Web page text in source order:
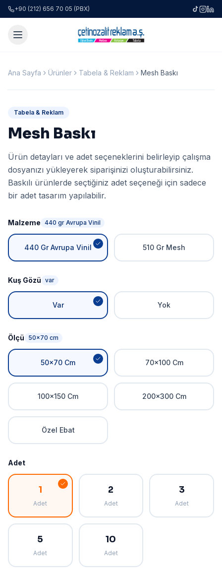
+90 (212) 656 70 05 (PBX)
Ana Sayfa Ürünler Tabela & Reklam Mesh Baskı
Tabela & Reklam
Mesh Baskı
Ürün detayları ve adet seçeneklerini belirleyip çalışma
dosyanızı yükleyerek siparişinizi oluşturabilirsiniz.
Baskılı ürünlerde seçtiğiniz adet seçeneği için sadece
bir adet tasarım yapılabilir.
Malzeme 440 gr Avrupa Vinil
440 Gr Avrupa Vinil 510 Gr Mesh
Kuş Gözü var
Var Yok
Ölçü 50x70 cm
50x70 Cm 70x100 Cm
100x150 Cm 200x300 Cm
Özel Ebat
Adet
1
Adet
2
Adet
3
Adet
5
Adet
10
Adet